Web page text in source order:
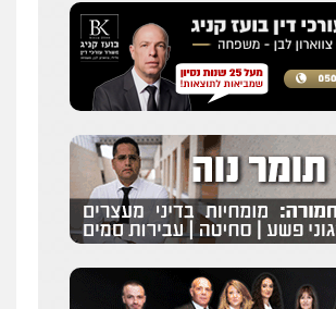
עדי כרמלי – חברת עו"ד
עורכי דין לענייני אסירים
0525060666
גיא זהבי משרד עורכי דין
פלילי משפחה